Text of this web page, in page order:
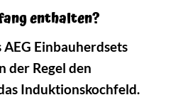
enthalten?
Einbauherdsets
der Regel den
Induktionskochfeld.